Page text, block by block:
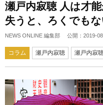
瀬戸内寂聴 人は才
失うと、ろくでも
NEWS ONLINE 編集部 公開： 2019-
コラム 瀬戸内寂聴 瀬戸内寂